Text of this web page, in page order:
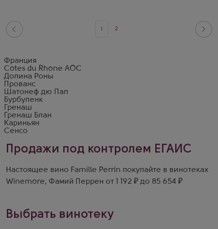
2
Франция
Cotes du Rhone AOC
Долина Роны
Прованс
Шатонеф дю Пап
Бурбуленк
Гренаш
Гренаш Блан
Кариньян
Сенсо
Продажи под контролем ЕГАИС
Настоящее вино Famille Perrin покупайте в винотеках
Winemore, Фамий Перрен от 1 192 ₽ до 85 654 ₽
Выбрать винотеку